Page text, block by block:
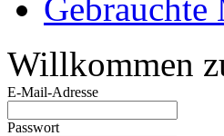
Willkommen
E-Mail-Adresse
Passwort